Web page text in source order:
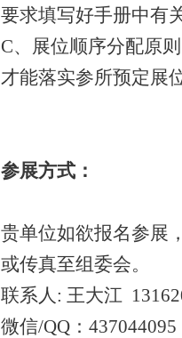
要求填写好手册中有
C、展位顺序分配原
才能落实参所预定展
参展方式：
贵单位如欲报名参展
或传真至组委会。
联系人: 王大江
微信/QQ：437044095